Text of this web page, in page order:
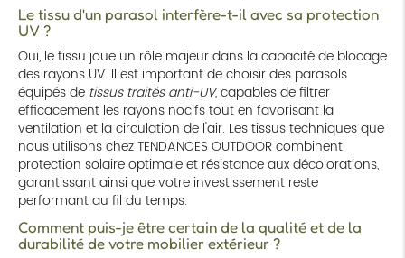
Le tissu d'un parasol interfère-t-il avec sa protection
UV ?
Oui, le tissu joue un rôle majeur dans la capacité de blocage
des rayons UV. Il est important de choisir des parasols
équipés de tissus traités anti-UV, capables de filtrer
efficacement les rayons nocifs tout en favorisant la
ventilation et la circulation de l'air. Les tissus techniques que
nous utilisons chez TENDANCES OUTDOOR combinent
protection solaire optimale et résistance aux décolorations,
garantissant ainsi que votre investissement reste
performant au fil du temps.
Comment puis-je être certain de la qualité et de la
durabilité de votre mobilier extérieur ?